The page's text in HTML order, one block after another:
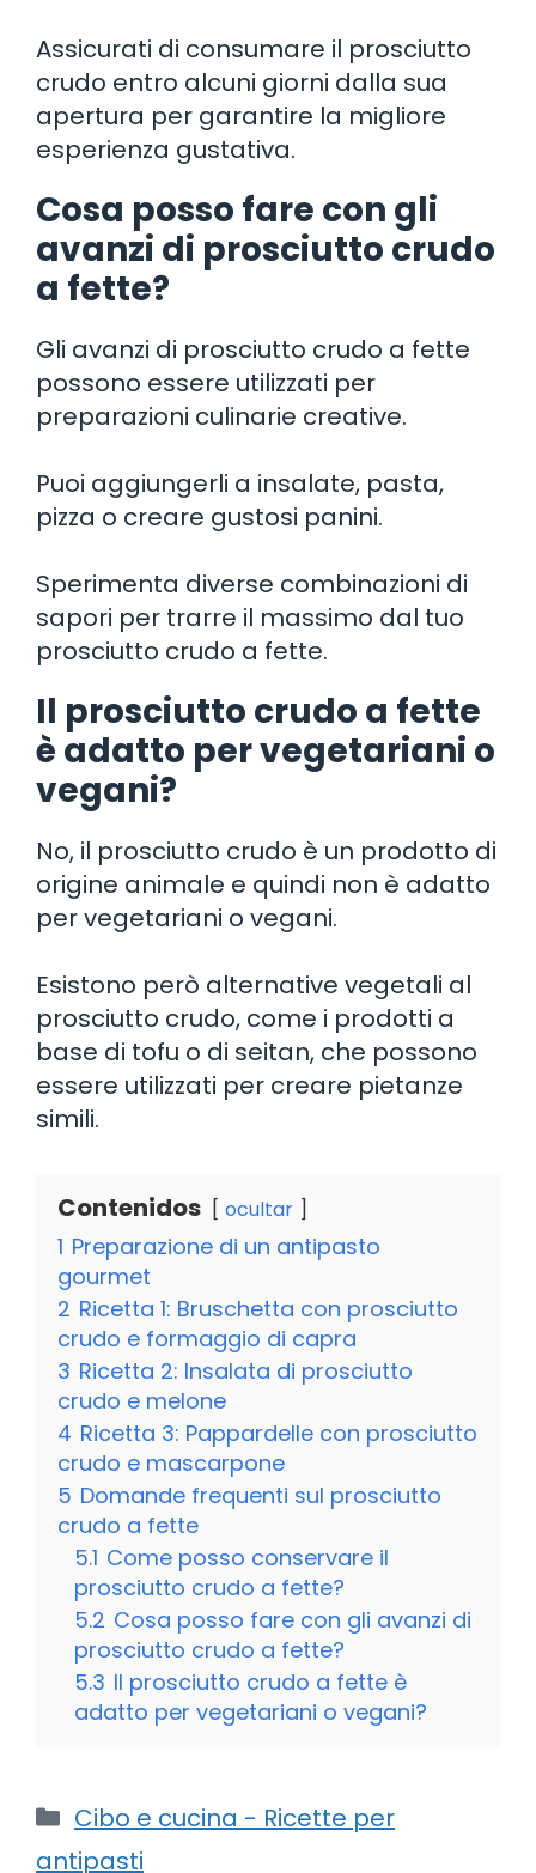
Assicurati di consumare il prosciutto
crudo entro alcuni giorni dalla sua
apertura per garantire la migliore
esperienza gustativa.
Cosa posso fare con gli
avanzi di prosciutto crudo
a fette?
Gli avanzi di prosciutto crudo a fette
possono essere utilizzati per
preparazioni culinarie creative.
Puoi aggiungerli a insalate, pasta,
pizza o creare gustosi panini.
Sperimenta diverse combinazioni di
sapori per trarre il massimo dal tuo
prosciutto crudo a fette.
Il prosciutto crudo a fette
è adatto per vegetariani o
vegani?
No, il prosciutto crudo è un prodotto di
origine animale e quindi non è adatto
per vegetariani o vegani.
Esistono però alternative vegetali al
prosciutto crudo, come i prodotti a
base di tofu o di seitan, che possono
essere utilizzati per creare pietanze
simili.
Contenidos ocultar
1 Preparazione di un antipasto
gourmet
2 Ricetta 1: Bruschetta con prosciutto
crudo e formaggio di capra
3 Ricetta 2: Insalata di prosciutto
crudo e melone
4 Ricetta 3: Pappardelle con prosciutto
crudo e mascarpone
5 Domande frequenti sul prosciutto
crudo a fette
5.1 Come posso conservare il
prosciutto crudo a fette?
5.2 Cosa posso fare con gli avanzi di
prosciutto crudo a fette?
5.3 Il prosciutto crudo a fette è
adatto per vegetariani o vegani?
Categorie
Cibo e cucina - Ricette per
antipasti